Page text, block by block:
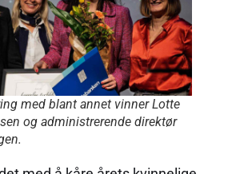
med blant annet vinner Lotte
og administrerende direktør